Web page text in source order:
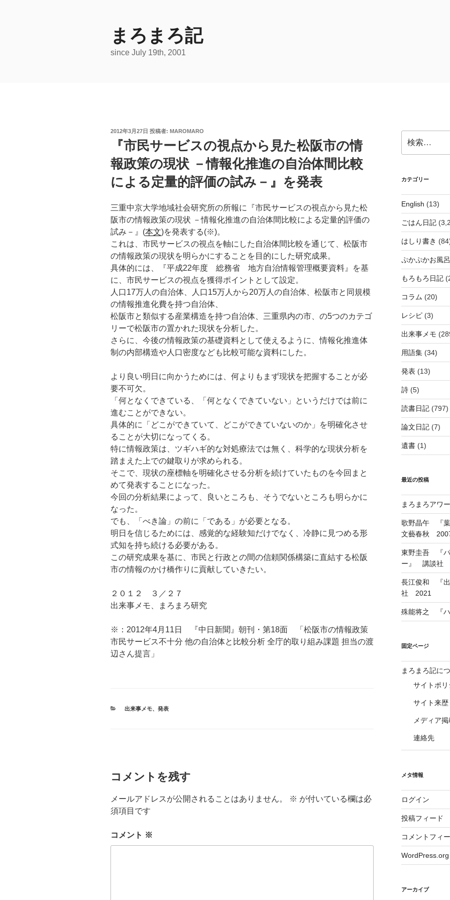
まろまろ記
since July 19th, 2001
投
2012年3月27日 投稿者: MAROMARO
『市民サービスの視点から見た松阪市の情
報政策の現状 －情報化推進の自治体間比較
による定量的評価の試み－』を発表
三重中京大学地域社会研究所の所報に『市民サービスの視点から見た松
阪市の情報政策の現状 －情報化推進の自治体間比較による定量的評価の
試み－』(本文)を発表する(※)。
これは、市民サービスの視点を軸にした自治体間比較を通じて、松阪市
の情報政策の現状を明らかにすることを目的にした研究成果。
具体的には、『平成22年度 総務省 地方自治情報管理概要資料』を基
に、市民サービスの視点を獲得ポイントとして設定。
人口17万人の自治体、人口15万人から20万人の自治体、松阪市と同規模
の情報推進化費を持つ自治体、
松阪市と類似する産業構造を持つ自治体、三重県内の市、の5つのカテゴ
リーで松阪市の置かれた現状を分析した。
さらに、今後の情報政策の基礎資料として使えるように、情報化推進体
制の内部構造や人口密度なども比較可能な資料にした。
より良い明日に向かうためには、何よりもまず現状を把握することが必
要不可欠。
「何となくできている、「何となくできていない」というだけでは前に
進むことができない。
具体的に「どこができていて、どこができていないのか」を明確化させ
ることが大切になってくる。
特に情報政策は、ツギハギ的な対処療法では無く、科学的な現状分析を
踏まえた上での鍵取りが求められる。
そこで、現状の座標軸を明確化させる分析を続けていたものを今回まと
めて発表することになった。
今回の分析結果によって、良いところも、そうでないところも明らかに
なった。
でも、「べき論」の前に「である」が必要となる。
明日を信じるためには、感覚的な経験知だけでなく、冷静に見つめる形
式知を持ち続ける必要がある。
この研究成果を基に、市民と行政との間の信頼関係構築に直結する松阪
市の情報のかけ橋作りに貢献していきたい。
２０１２ ３／２７
出来事メモ、まろまろ研究
※：2012年4月11日 『中日新聞』朝刊・第18面 「松阪市の情報政策
市民サービス不十分 他の自治体と比較分析 全庁的取り組み課題 担当の渡
辺さん提言」
カ
出来事メモ、 発表
コメントを残す
メールアドレスが公開されることはありません。 ※ が付いている欄は必
須項目です
コメント ※
索:
カテゴリー
English (13)
ごはん日記
はしり書き
ぷかぷかお風
もろもろ日記
コラム (20)
レシピ(3)
出来事メモ
用語集(34)
発表 (13)
詩(5)
読書日記(797)
論文日記(7)
遺書(1)
最近の投稿
まろまろアワ
歌野晶午 『
文藝春秋
東野圭吾 『パ
ー』 講談社
長江俊和 『
社 2021
殊能将之 『
固定ページ
まろまろ記に
サイトポリ
サイト来歴
メディア
連絡先
メタ情報
ログイン
投稿フィード
コメントフィ
WordPress.org
アーカイブ